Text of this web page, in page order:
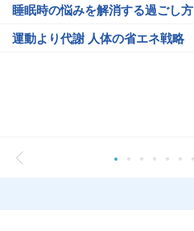
睡眠時の悩みを解消する過ごし方
運動より代謝 人体の省エネ戦略